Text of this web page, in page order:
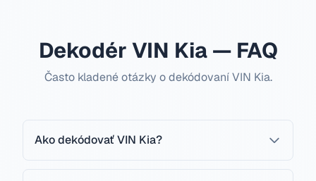
Dekodér VIN Kia — FAQ
Často kladené otázky o dekódovaní VIN Kia.
Ako dekódovať VIN Kia?